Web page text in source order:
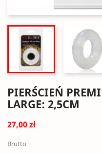
PIERŚCIEŃ
LARGE: 2,5CM
27,00 zł
Brutto